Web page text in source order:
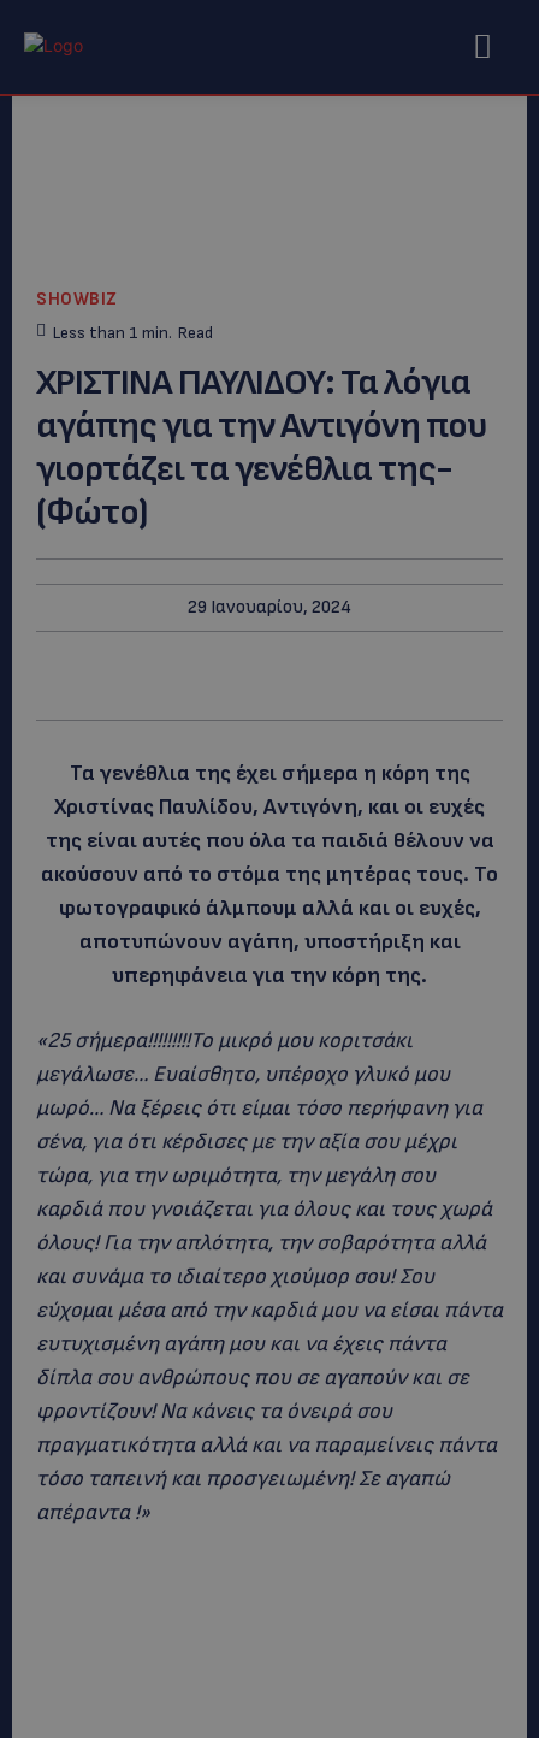
SHOWBIZ
Less than 1 min. Read
XΡΙΣΤΙΝΑ ΠΑΥΛΙΔΟΥ: Τα λόγια
αγάπης για την Αντιγόνη που
γιορτάζει τα γενέθλια της-
(Φώτο)
29 Ιανουαρίου, 2024
Τα γενέθλια της έχει σήμερα η κόρη της
Χριστίνας Παυλίδου, Αντιγόνη, και οι ευχές
της είναι αυτές που όλα τα παιδιά θέλουν να
ακούσουν από το στόμα της μητέρας τους. Το
φωτογραφικό άλμπουμ αλλά και οι ευχές,
αποτυπώνουν αγάπη, υποστήριξη και
υπερηφάνεια για την κόρη της.
«25 σήμερα!!!!!!!!!Το μικρό μου κοριτσάκι
μεγάλωσε… Ευαίσθητο, υπέροχο γλυκό μου
μωρό… Να ξέρεις ότι είμαι τόσο περήφανη για
σένα, για ότι κέρδισες με την αξία σου μέχρι
τώρα, για την ωριμότητα, την μεγάλη σου
καρδιά που γνοιάζεται για όλους και τους χωρά
όλους! Για την απλότητα, την σοβαρότητα αλλά
και συνάμα το ιδιαίτερο χιούμορ σου! Σου
εύχομαι μέσα από την καρδιά μου να είσαι πάντα
ευτυχισμένη αγάπη μου και να έχεις πάντα
δίπλα σου ανθρώπους που σε αγαπούν και σε
φροντίζουν! Να κάνεις τα όνειρά σου
πραγματικότητα αλλά και να παραμείνεις πάντα
τόσο ταπεινή και προσγειωμένη! Σε αγαπώ
απέραντα !»